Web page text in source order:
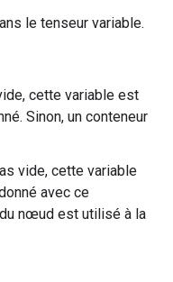
le tenseur variable.
cette variable est
Sinon, un conteneur
vide, cette variable
avec ce
nœud est utilisé à la